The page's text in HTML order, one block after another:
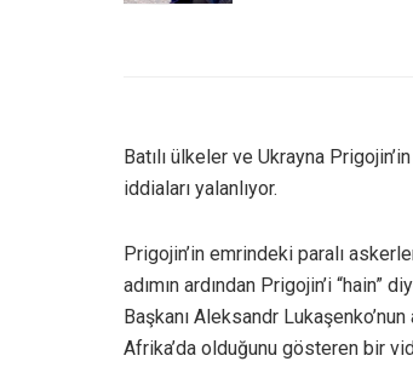
Batılı ülkeler ve Ukrayna
iddiaları yalanlıyor.
Prigojin’in emrindeki paralı
adımın ardından Prigojin’i “hain”
Başkanı Aleksandr
Afrika’da olduğunu gösteren bir